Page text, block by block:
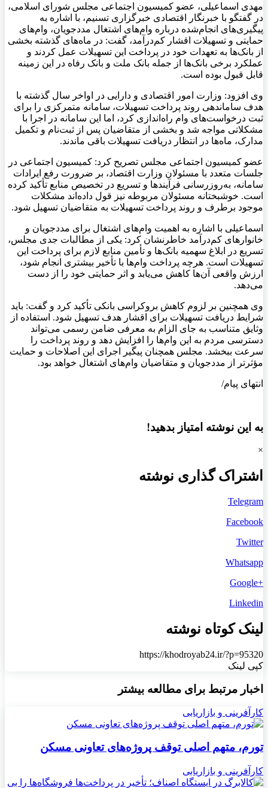
مهدی اسماعیلی، عضو کمیسیون اجتماعی مجلس شورای اسلامی،
در گفتگو با خبرنگار اقتصادی خبرگزاری تسنیم، با اشاره به
پیگیری‌های انجام‌شده درباره وام‌های اشتغال مددجویان، وام‌های
حمایتی و تسهیلات اقشار کم‌درآمد، گفت: در ماه‌های گذشته بخشی
از بانک‌ها به تعهدات خود در پرداخت این تسهیلات عمل کردند و
عملکرد برخی بانک‌ها از جمله بانک ملت و بانک رفاه در این زمینه
قابل قبول بوده است.
وی افزود: وزارت امور اقتصادی و دارایی در اواخر سال گذشته با
هدف ساماندهی روند پرداخت تسهیلات، سامانه متمرکزی را برای
ثبت درخواست‌های وام راه‌اندازی کرد، اما این سامانه در اجرا با
مشکلاتی مواجه شد و بخشی از متقاضیان پس از ثبت‌نام و تکمیل
مدارک، ماه‌ها در انتظار دریافت تسهیلات باقی ماندند.
عضو کمیسیون اجتماعی مجلس تصریح کرد: کمیسیون اجتماعی در
جلسات متعدد با مسئولان وزارت اقتصاد، بر ضرورت رفع ایرادات
سامانه، به‌روزرسانی فرآیندها و تسریع در تخصیص منابع تأکید کرده
است. خوشبختانه مسئولان مربوطه نیز قول داده‌اند مشکلات
موجود برطرف و روند پرداخت تسهیلات به متقاضیان تسهیل شود.
اسماعیلی با اشاره به اهمیت وام‌های اشتغال برای مددجویان و
خانوارهای کم‌درآمد خاطرنشان کرد: یکی از مطالبات جدی مجلس،
تسریع در ابلاغ سهمیه بانک‌ها و تأمین منابع لازم برای پرداخت این
تسهیلات است. هرچه پرداخت وام‌ها با تأخیر بیشتری انجام شود،
ارزش واقعی آن‌ها کاهش می‌یابد و اثر حمایتی خود را از دست
می‌دهد.
وی همچنین بر لزوم کاهش بروکراسی بانکی تأکید کرد و گفت: باید
شرایط دریافت تسهیلات برای اقشار هدف تسهیل شود. استفاده از
وثایق متناسب به جای الزام به معرفی ضامن رسمی می‌تواند
دسترسی مردم به این وام‌ها را افزایش دهد و روند پرداخت را
سرعت ببخشد. مجلس همچنان پیگیر اجرای این اصلاحات و حمایت
مؤثرتر از مددجویان و متقاضیان وام‌های اشتغال خواهد بود.
انتهای پیام/
به این نوشته امتیاز بدهید!
×
اشتراک گذاری نوشته
Telegram
Facebook
Twitter
Whatsapp
+Google
Linkedin
لینک کوتاه نوشته
https://khodroyab24.ir/?p=95320
کپی لینک
اخبار مرتبط برای مطالعه بیشتر
کارآفرینی و بازاریابی
تورم، متهم اصلی توقف پروژه‌های تعاونی مسکن
کارآفرینی و بازاریابی